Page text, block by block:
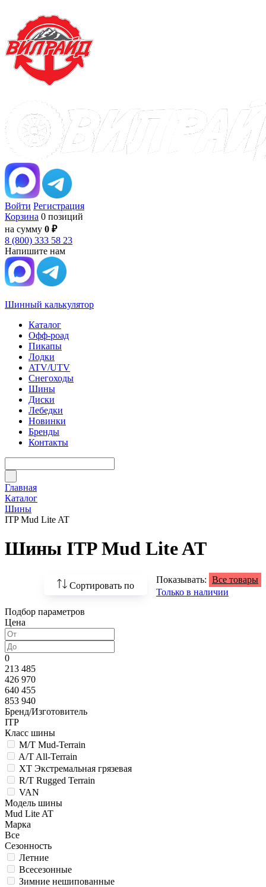
Войти Регистрация
Корзина 0 позиций
на сумму 0 ₽
8 (800) 333 58 23
Напишите нам
Шинный калькулятор
Каталог
Офф-роад
Пикапы
Лодки
ATV/UTV
Снегоходы
Шины
Диски
Лебедки
Новинки
Бренды
Контакты
Главная
Каталог
Шины
ITP Mud Lite AT
Шины ITP Mud Lite AT
Сортировать по
По возрастанию
По популярности
Показывать: Все товары
Только в наличии
Подбор параметров
Цена
0
213 485
426 970
640 455
853 940
Бренд/Изготовитель
ITP
Класс шины
M/T Mud-Terrain
A/T All-Terrain
XT Экстремальная грязевая
R/T Rugged Terrain
VAN
Модель шины
Mud Lite AT
Марка
Все
Сезонность
Летние
Всесезонные
Зимние нешипованные